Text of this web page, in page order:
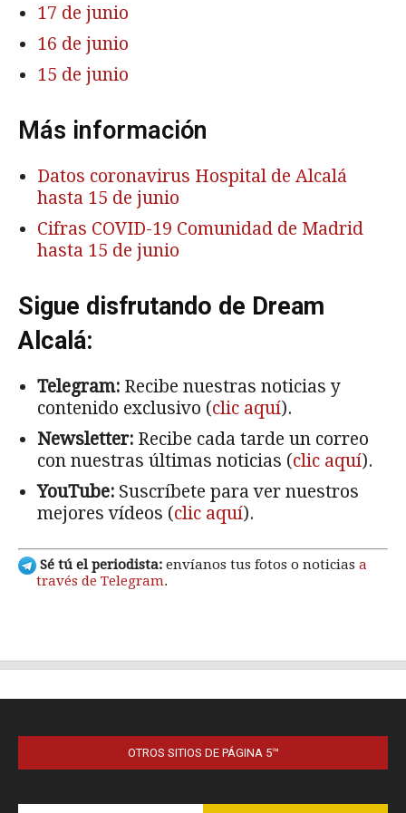
OTROS SITIOS DE PÁGINA 5™